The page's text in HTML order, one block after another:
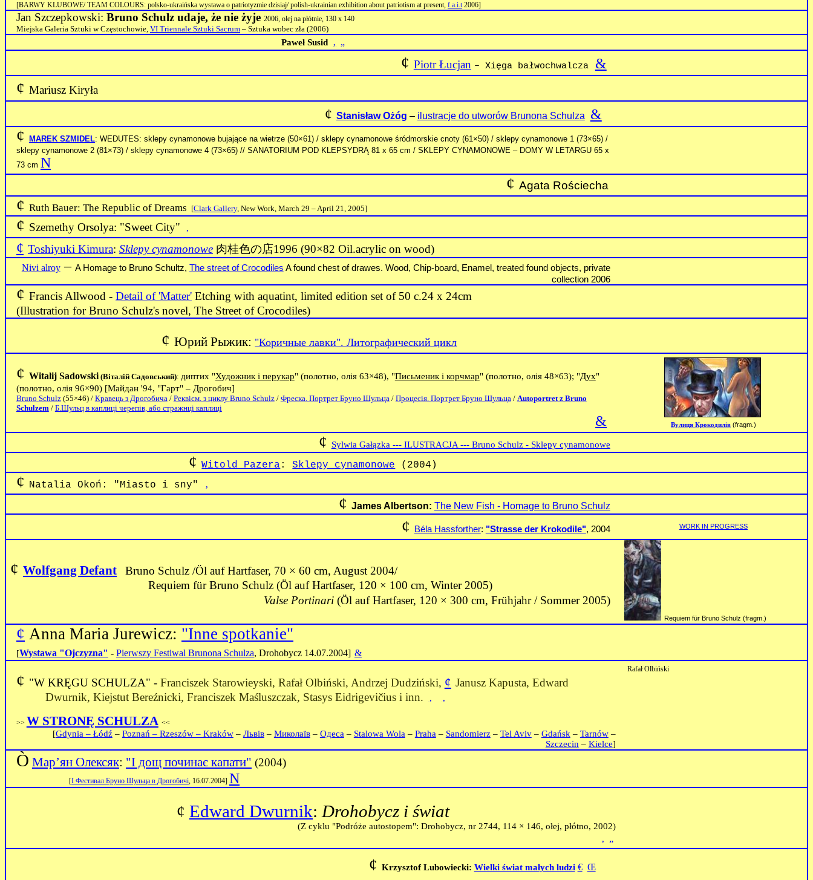
[BARWY KLUBOWE/ TEAM COLOURS: polsko-ukraińska wystawa o patriotyzmie dzisiaj/ polish-ukrainian exhibition about patriotism at present, f.a.i.t2006]
Jan Szczepkowski: Bruno Schulz udaje, że nie żyje 2006, olej na płótnie, 130 x 140
Miejska Galeria Sztuki w Częstochowie, VI Triennale Sztuki Sacrum– Sztuka wobec zła (2006)
Paweł Susid ‚ „
¢ Piotr Łucjan – Xięga bałwochwalcza &
¢ Mariusz Kiryła
¢ Stanisław Ożóg – ilustracje do utworów Brunona Schulza &
¢ MAREK SZMIDEL: WEDUTES: sklepy cynamonowe bujające na wietrze (50×61) / sklepy cynamonowe śródmorskie cnoty (61×50) / sklepy cynamonowe 1 (73×65) /
sklepy cynamonowe 2 (81×73) / sklepy cynamonowe 4 (73×65) // SANATORIUM POD KLEPSYDRĄ 81 x 65 cm / SKLEPY CYNAMONOWE – DOMY W LETARGU 65 x
73 cm N
¢ Agata Rościecha
¢ Ruth Bauer: The Republic of Dreams [Clark Gallery, New Work, March 29 – April 21, 2005]
¢ Szemethy Orsolya: "Sweet City" ‚
¢ Toshiyuki Kimura: Sklepy cynamonowe 肉桂色の店1996 (90×82 Oil.acrylic on wood)
Nivi alroy– A Homage to Bruno Schultz, The street of Crocodiles A found chest of drawes. Wood, Chip-board, Enamel, treated found objects, private
collection 2006
¢ Francis Allwood - Detail of 'Matter'Etching with aquatint, limited edition set of 50 c.24 x 24cm
(Illustration for Bruno Schulz's novel, The Street of Crocodiles)
¢ Юрий Рыжик: "Коричные лавки". Литографический цикл
¢ Witalij Sadowski(Віталій Садовський): диптих "Художник і перукар" (полотно, олія 63×48), "Письменик і корчмар" (полотно, олія 48×63); "Дух"
(полотно, олія 96×90) [Майдан '94, "Гарт" – Дрогобич]
Bruno Schulz(55×46) / Кравець з Дрогобича/ Реквієм. з циклу Bruno Schulz/ Фреска. Портрет Бруно Шульца / Процесія. Портрет Бруно Шульца/ Autoportret z Bruno
Schulzem/ Б.Шульц в каплиці черепів, або стражнці каплиці
& Вулиця Крокодилів (fragm.)
¢ Sylwia Gałązka --- ILUSTRACJA --- Bruno Schulz - Sklepy cynamonowe
¢ Witold Pazera :Sklepy cynamonowe (2004)
¢ Natalia Okoń: "Miasto i sny" ‚
¢ James Albertson: The New Fish - Homage to Bruno Schulz
¢ Béla Hassforther: "Strasse der Krokodile", 2004 WORK IN PROGRESS
¢ Wolfgang Defant
Bruno Schulz /Öl auf Hartfaser, 70 × 60 cm, August 2004/
Requiem für Bruno Schulz (Öl auf Hartfaser, 120 × 100 cm, Winter 2005)
Valse Portinari (Öl auf Hartfaser, 120 × 300 cm, Frühjahr / Sommer 2005)
Requiem für Bruno Schulz (fragm.)
¢ Anna Maria Jurewicz: "Inne spotkanie"
[Wystawa "Ojczyzna" - Pierwszy Festiwal Brunona Schulza, Drohobycz 14.07.2004] &
¢ "W KRĘGU SCHULZA" - Franciszek Starowieyski, Rafał Olbiński, Andrzej Dudziński, ¢ Janusz Kapusta, Edward
Dwurnik, Kiejstut Bereźnicki, Franciszek Maśluszczak, Stasys Eidrigevičius i inn.
‚ ‚
>> W STRONĘ SCHULZA <<
[Gdynia – Łódź– Poznań – Rzeszów – Kraków– Львів– Миколаїв – Одеса – Stalowa Wola – Praha – Sandomierz– Tel Aviv– Gdańsk – Tarnów–
Szczecin – Kielce]
Rafał Olbiński
Ò Мар’ян Олексяк: "І дощ починає капати" (2004)
[І ФестивалБруно Шульца в Дрогобичі, 16.07.2004] N
¢ Edward Dwurnik: Drohobycz i świat
(Z cyklu "Podróże autostopem": Drohobycz, nr 2744, 114 × 146, ołej, płótno, 2002)
‚ „
¢ Krzysztof Lubowiecki: Wielki świat małych ludzi € Œ